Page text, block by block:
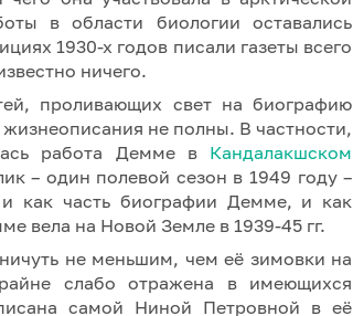
в области биологии оставались
1930-х годов писали газеты всего
ничего.
проливающих свет на биографию
не полны. В частности,
работа Демме в Кандалакшском
– один полевой сезон в 1949 году –
как часть биографии Демме, и как
вела на Новой Земле в 1939-45 гг.
не меньшим, чем её зимовки на
слабо отражена в имеющихся
самой Ниной Петровной в её